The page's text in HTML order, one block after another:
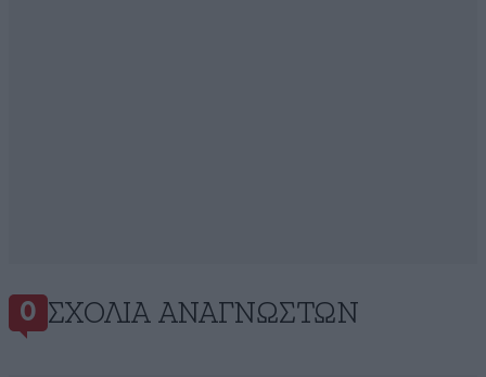
0 ΣΧΌΛΙΑ ΑΝΑΓΝΩΣΤΏΝ